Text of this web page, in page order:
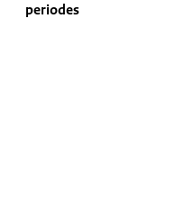
periodes